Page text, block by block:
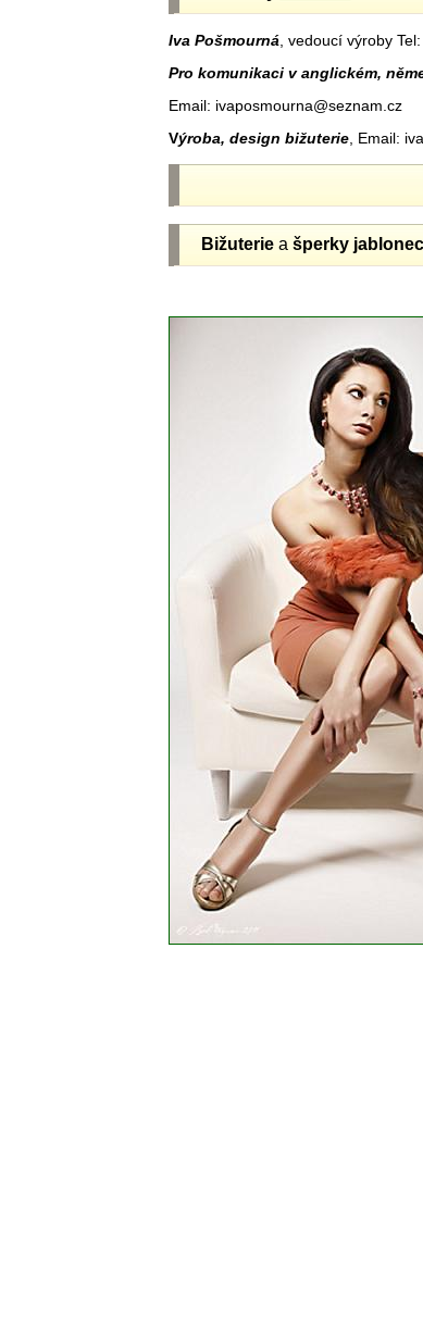
Iva Pošmourná, vedoucí výroby Tel:
Pro komunikaci v anglickém,
Email: ivaposmourna@seznam.cz
Výroba, design bižuterie, Email:
Bižuteriea šperky